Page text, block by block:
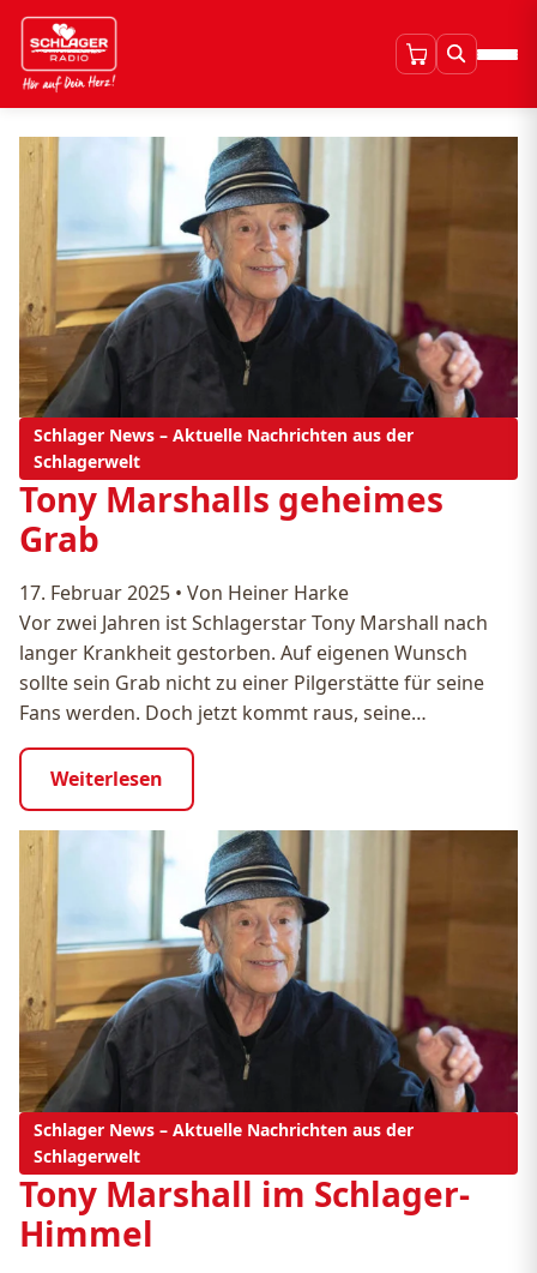
Schlager News – Aktuelle Nachrichten aus der
Schlagerwelt
Tony Marshalls geheimes
Grab
17. Februar 2025 • Von Heiner Harke
Vor zwei Jahren ist Schlagerstar Tony Marshall nach
langer Krankheit gestorben. Auf eigenen Wunsch
sollte sein Grab nicht zu einer Pilgerstätte für seine
Fans werden. Doch jetzt kommt raus, seine…
Weiterlesen
Schlager News – Aktuelle Nachrichten aus der
Schlagerwelt
Tony Marshall im Schlager-
Himmel